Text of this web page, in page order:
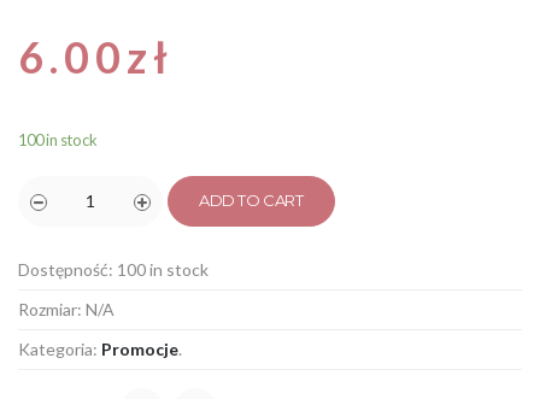
6.00zł
100 in stock
ADD TO CART
Dostępność: 100 in stock
Rozmiar: N/A
Kategoria: Promocje.